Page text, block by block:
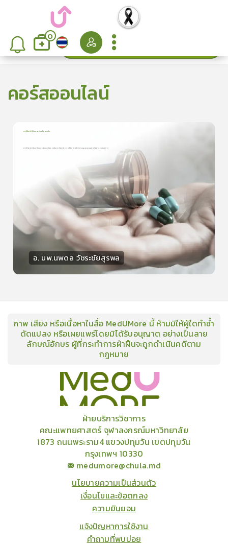
0
เรียงลำดับ
คอร์สออนไลน์
การใช้ยาปฏิชีวนะอย่างปลอดภัย
การใช้ยาปฏิชีวนะให้เหมาะสมและปลอดภัยมากที่สุดคือการใช้ยาภายใต้การดูแลของแพทย์อย่างเคร่งครัด
อ. นพ.นพดล วัชระชัยสุรพล
1 บทเรียน 6นาที
การใช้ยาปฏิชีวนะให้เหมาะสมและปลอดภัยมากที่สุดคือการใช้ยาภายใต้การ
ลำดับ)
ดูรายละเอียดเพิ่มเติม
ภาพ เสียง หรือเนื้อหาในสื่อ MedUMore นี้ ห้ามมิให้ผู้ใดทำซ้ำ
ดัดแปลง หรือเผยแพร่โดยมิได้รับอนุญาต อย่างเป็นลาย
ลักษณ์อักษร ผู้ที่กระทำการฝ่าฝืนจะถูกดำเนินคดีตาม
กฎหมาย
ฝ่ายบริการวิชาการ
คณะแพทยศาสตร์ จุฬาลงกรณ์มหาวิทยาลัย
1873 ถนนพระราม4 แขวงปทุมวัน เขตปทุมวัน
กรุงเทพฯ 10330
medumore@chula.md
นโยบายความเป็นส่วนตัว
เงื่อนไขและข้อตกลง
ความยินยอม
แจ้งปัญหาการใช้งาน
คำถามที่พบบ่อย
คอร์ส คลังเนื้อหาประชุมวิชาการ ข่าวสารอินโฟกราฟิก